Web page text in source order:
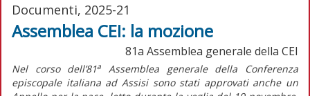
Documenti, 2025-21
Assemblea CEI: la mozione
81a Assemblea generale della CEI
Nel corso dell’81a
Assemblea generale della Conferenza
episcopale italiana ad Assisi sono stati approvati anche un